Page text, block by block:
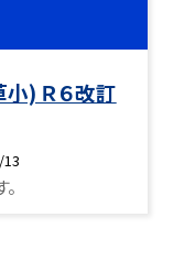
) Ｒ６改訂